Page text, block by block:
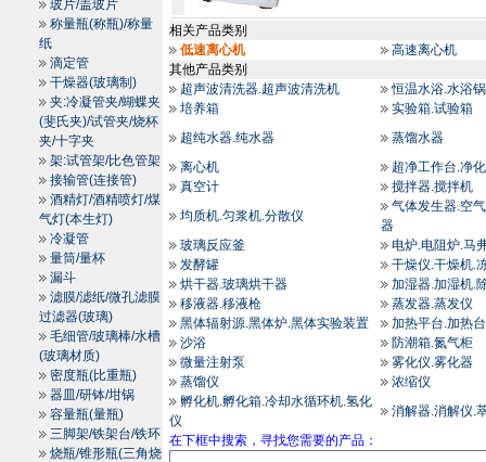
玻片/盖玻片
称量瓶(称瓶)/称量
纸
滴定管
干燥器(玻璃制)
夹:冷凝管夹/蝴蝶夹
(斐氏夹)/试管夹/烧杯
夹/十字夹
架:试管架/比色管架
接输管(连接管)
酒精灯/酒精喷灯/煤
气灯(本生灯)
冷凝管
量筒/量杯
漏斗
滤膜/滤纸/微孔滤膜
过滤器(玻璃)
毛细管/玻璃棒/水槽
(玻璃材质)
密度瓶(比重瓶)
器皿/研钵/坩锅
容量瓶(量瓶)
三脚架/铁架台/铁环
烧瓶/锥形瓶(三角烧
相关产品类别
低速离心机
高速离心机
其他产品类别
超声波清洗器.超声波清洗机
恒温水浴.水浴锅
培养箱
实验箱.试验箱
超纯水器.纯水器
蒸馏水器
离心机
超净工作台.净
真空计
搅拌器.搅拌机
均质机.匀浆机.分散仪
气体发生器.空
器
玻璃反应釜
电炉.电阻炉.马
发酵罐
干燥仪.干燥机.
烘干器.玻璃烘干器
加湿器.加湿机.
移液器.移液枪
蒸发器.蒸发仪
黑体辐射源.黑体炉.黑体实验装置
加热平台.加热
沙浴
防潮箱.氮气柜
微量注射泵
雾化仪.雾化器
蒸馏仪
浓缩仪
孵化机.孵化箱.冷却水循环机.氢化
仪
消解器.消解仪.
在下框中搜索，寻找您需要的产品：